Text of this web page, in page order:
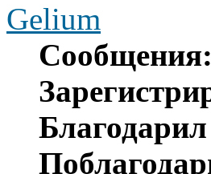
Gelium
Сообщения: